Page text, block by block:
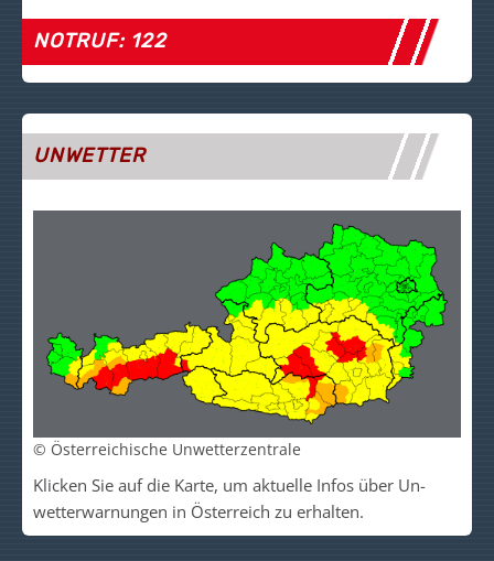
NOTRUF: 122
UNWETTER
© Österreichische Unwetterzentrale
Klicken Sie auf die Kar­te, um akt­uelle Infos über Un­
wetter­warn­un­gen in Ös­ter­reich zu er­halt­en.